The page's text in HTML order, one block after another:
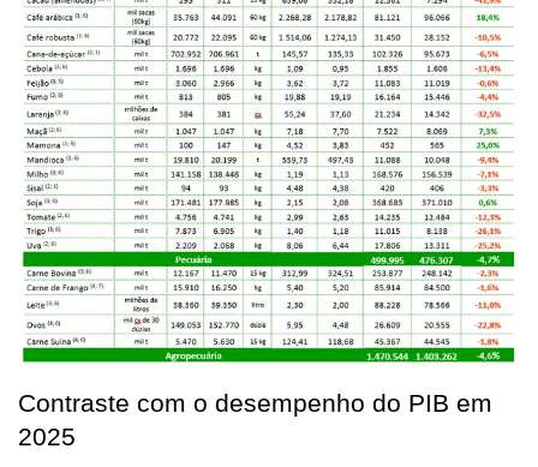
Contraste com o desempenho do PIB em
2025